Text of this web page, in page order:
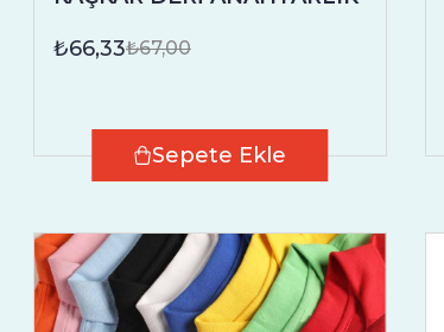
₺66,33₺67,00
Sepete Ekle